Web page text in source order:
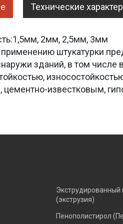
Технические
2мм, 2,5мм, 3мм
применению штукатурки
зданий, в том
цементно-известковым,
Экструдированный
(экструзия)
Пенополистирол